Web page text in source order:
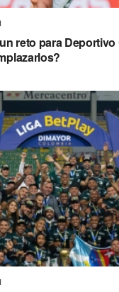
reto para